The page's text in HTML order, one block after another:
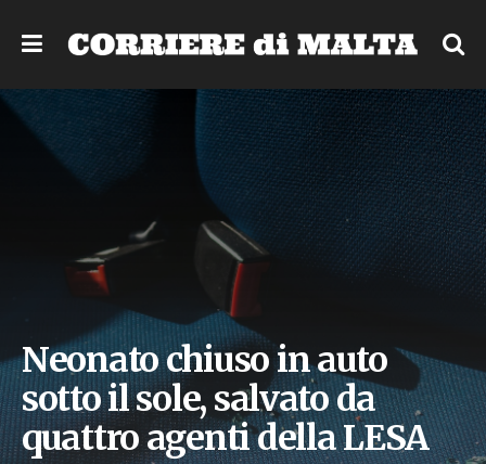
Neonato chiuso in auto
sotto il sole, salvato da
quattro agenti della LESA